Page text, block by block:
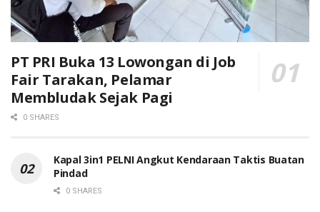
PT PRI Buka 13 Lowongan di Job
Fair Tarakan, Pelamar
Membludak Sejak Pagi
0 SHARES
Kapal 3in1 PELNI Angkut Kendaraan Taktis Buatan
Pindad
0 SHARES